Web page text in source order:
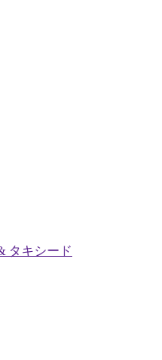
タキシード